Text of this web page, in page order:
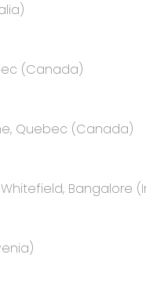
(Canada)
Quebec (Canada)
Bangalore